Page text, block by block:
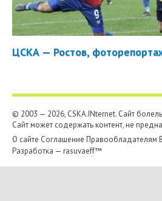
ЦСКА — Ростов,
© 2003 — 2026, CSKA.INternet. Cайт
Сайт может содержать контент, не
О сайте Соглашение Правообладателям
Разработка — rasuvaeff™